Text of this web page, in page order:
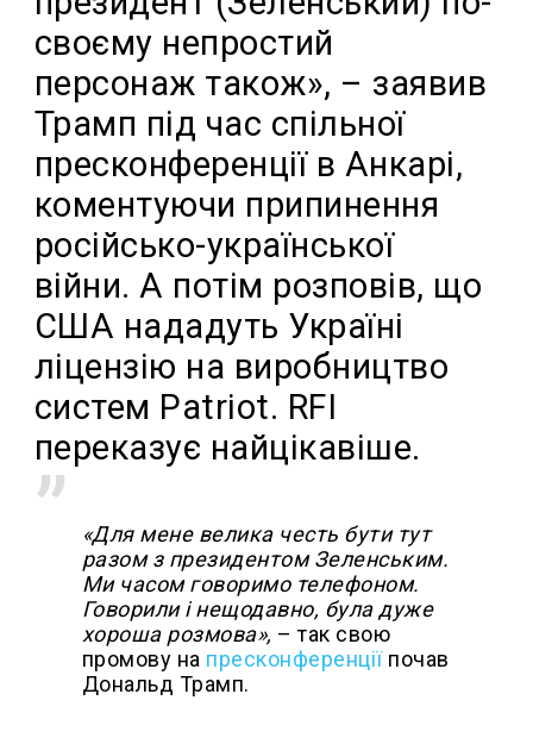
своєму непростий
персонаж також», – заявив
Трамп під час спільної
пресконференції в Анкарі,
коментуючи припинення
російсько-української
війни. А потім розповів, що
США нададуть Україні
ліцензію на виробництво
систем Patriot. RFI
переказує найцікавіше.
«Для мене велика честь бути тут
разом з президентом Зеленським.
Ми часом говоримо телефоном.
Говорили і нещодавно, була дуже
хороша розмова», – так свою
промову на пресконференціїпочав
Дональд Трамп.